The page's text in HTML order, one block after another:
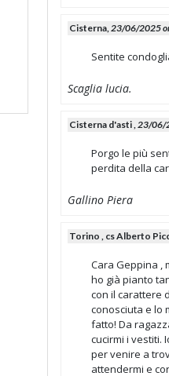
Cisterna,23/06/2025
Sentite
Scaglia lucia.
Cisterna d'asti ,23/06/
Porgo le più
perdita della
Gallino Piera
Torino , cs Alberto
Cara Geppina ,
ho già pianto
con il carattere
conosciuta e lo
fatto! Da
cucirmi i vestiti.
per venire a
attendermi e